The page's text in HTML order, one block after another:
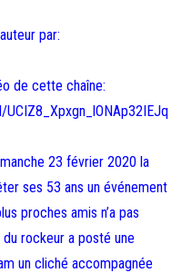
par:
de cette chaîne:
23 février 2020 la
ses 53 ans un événement
proches amis n’a pas
rockeur a posté une
un cliché accompagnée